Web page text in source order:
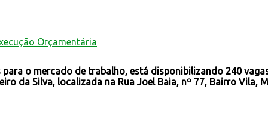
Orçamentária
o mercado de trabalho, está disponibilizando 240
da Silva, localizada na Rua Joel Baia, nº 77, Bairro Vila,